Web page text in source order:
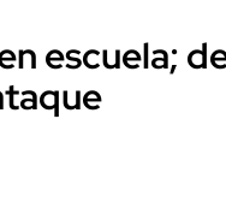
escuela;